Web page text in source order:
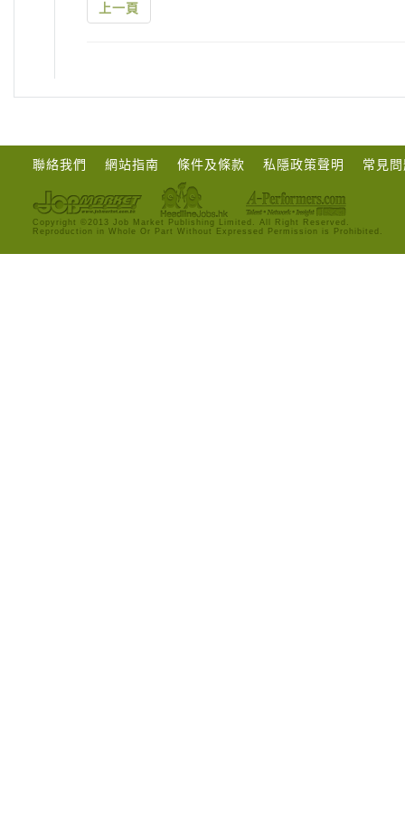
上一頁
聯絡我們 網站指南 條件及條款 私隱政策聲明 常見
Copyright ©2013 Job Market Publishing Limited. All Right Reserved.
Reproduction in Whole Or Part Without Expressed Permission is Prohibited.